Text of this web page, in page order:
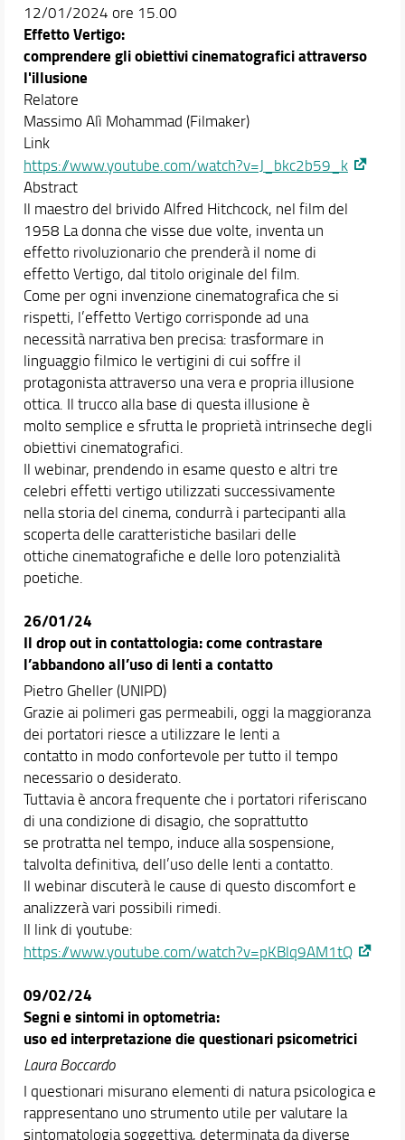
12/01/2024 ore 15.00
Effetto Vertigo:
comprendere gli obiettivi cinematografici attraverso
l'illusione
Relatore
Massimo Alì Mohammad (Filmaker)
Link
https://www.youtube.com/watch?v=J_bkc2b59_k
Abstract
Il maestro del brivido Alfred Hitchcock, nel film del
1958 La donna che visse due volte, inventa un
effetto rivoluzionario che prenderà il nome di
effetto Vertigo, dal titolo originale del film.
Come per ogni invenzione cinematografica che si
rispetti, l’effetto Vertigo corrisponde ad una
necessità narrativa ben precisa: trasformare in
linguaggio filmico le vertigini di cui soffre il
protagonista attraverso una vera e propria illusione
ottica. Il trucco alla base di questa illusione è
molto semplice e sfrutta le proprietà intrinseche degli
obiettivi cinematografici.
Il webinar, prendendo in esame questo e altri tre
celebri effetti vertigo utilizzati successivamente
nella storia del cinema, condurrà i partecipanti alla
scoperta delle caratteristiche basilari delle
ottiche cinematografiche e delle loro potenzialità
poetiche.
26/01/24
Il drop out in contattologia:come contrastare
l’abbandono all’uso di lenti a contatto
Pietro Gheller (UNIPD)
Grazie ai polimeri gas permeabili, oggi la maggioranza
dei portatori riesce a utilizzare le lenti a
contatto in modo confortevole per tutto il tempo
necessario o desiderato.
Tuttavia è ancora frequente che i portatori riferiscano
di una condizione di disagio, che soprattutto
se protratta nel tempo, induce alla sospensione,
talvolta definitiva, dell’uso delle lenti a contatto.
Il webinar discuterà le cause di questo discomfort e
analizzerà vari possibili rimedi.
Il link di youtube:
https://www.youtube.com/watch?v=pKBlq9AM1tQ
09/02/24
Segni e sintomi in optometria:
uso ed interpretazione die questionari psicometrici
Laura Boccardo
I questionari misurano elementi di natura psicologica e
rappresentano uno strumento utile per valutare la
sintomatologia soggettiva, determinata da diverse